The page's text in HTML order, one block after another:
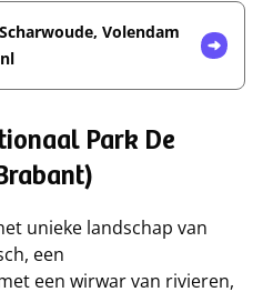
Volendam
Park De
unieke landschap van
een
een wirwar van rivieren,